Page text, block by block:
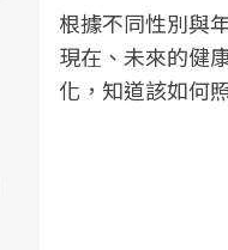
根據不同性別與
現在、未來的健
化，知道該如何